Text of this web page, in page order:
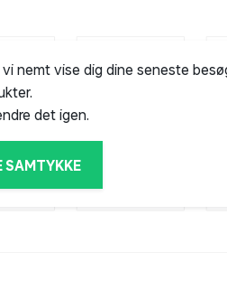
nemt vise dig dine seneste
det igen.
SAMTYKKE